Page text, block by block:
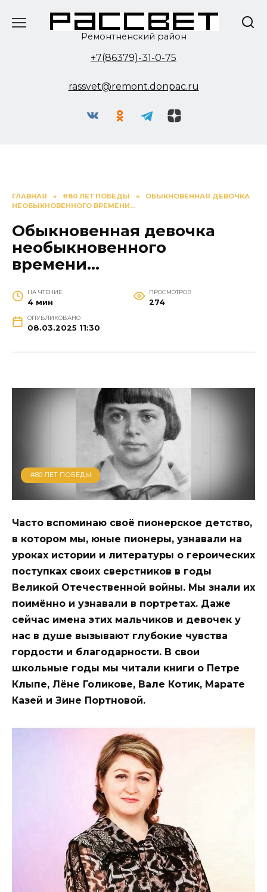
Ремонтненский район
+7(86379)-31-0-75
rassvet@remont.donpac.ru
ГЛАВНАЯ » #80 ЛЕТ ПОБЕДЫ »
ОБЫКНОВЕННАЯ ДЕВОЧКА
НЕОБЫКНОВЕННОГО ВРЕМЕНИ…
Обыкновенная девочка
необыкновенного
времени…
НА ЧТЕНИЕ
4 мин
ПРОСМОТРОВ
274
ОПУБЛИКОВАНО
08.03.2025 11:30
#80 ЛЕТ ПОБЕДЫ
Часто вспоминаю своё пионерское детство,
в котором мы, юные пионеры, узнавали на
уроках истории и литературы о героических
поступках своих сверстников в годы
Великой Отечественной войны. Мы знали их
поимённо и узнавали в портретах. Даже
сейчас имена этих мальчиков и девочек у
нас в душе вызывают глубокие чувства
гордости и благодарности. В свои
школьные годы мы читали книги о Петре
Клыпе, Лёне Голикове, Вале Котик, Марате
Казей и Зине Портновой.